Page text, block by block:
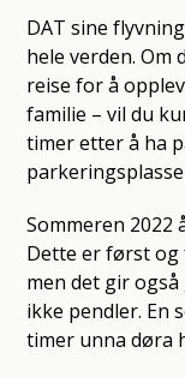
DAT sine
hele verden.
reise for å
familie – vil du
timer etter å ha
Sommeren 2022
Dette er først og
men det gir
ikke pendler. En
timer unna døra